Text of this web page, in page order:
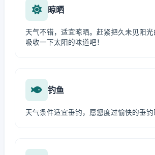
晾晒
天气不错，适宜晾晒。赶紧把久未见阳
吸收一下太阳的味道吧！
钓鱼
天气条件适宜垂钓，愿您度过愉快的垂钓